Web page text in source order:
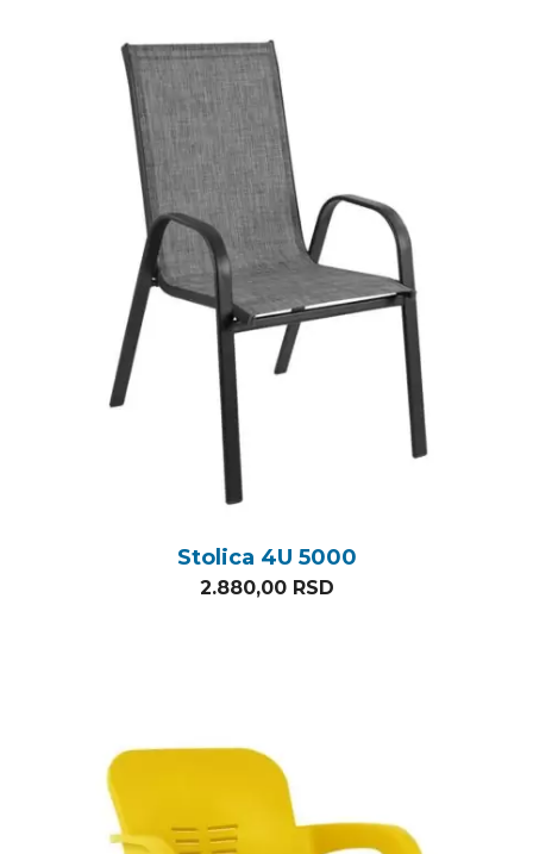
Stolica 4U 5000
2.880,00 RSD